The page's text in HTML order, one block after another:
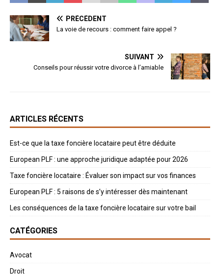
PRÉCÉDENT
La voie de recours : comment faire appel ?
SUIVANT
Conseils pour réussir votre divorce à l’amiable
ARTICLES RÉCENTS
Est-ce que la taxe foncière locataire peut être déduite
European PLF : une approche juridique adaptée pour 2026
Taxe foncière locataire : Évaluer son impact sur vos finances
European PLF : 5 raisons de s’y intéresser dès maintenant
Les conséquences de la taxe foncière locataire sur votre bail
CATÉGORIES
Avocat
Droit